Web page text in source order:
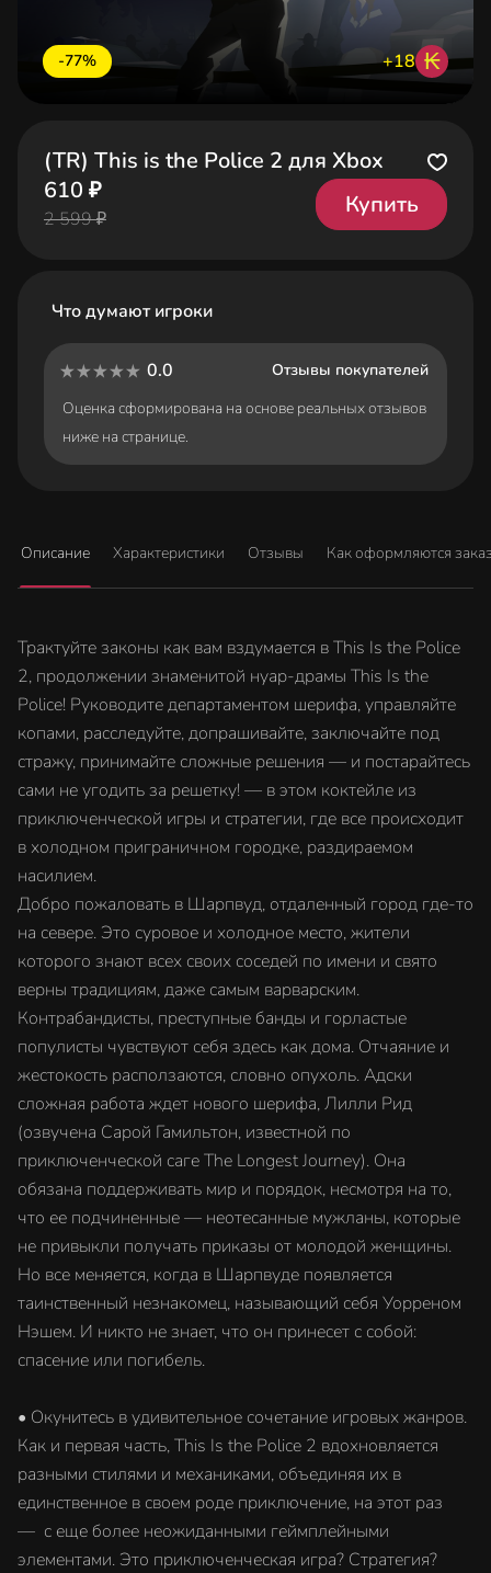
-77% +18 ₭
(TR) This is the Police 2 для Xbox
610 ₽
2 599 ₽
Купить
Что думают игроки
0.0
Отзывы покупателей
Оценка сформирована на основе реальных отзывов
ниже на странице.
Описание Характеристики Отзывы Как оформляются
Трактуйте законы как вам вздумается в This Is the Police
2, продолжении знаменитой нуар-драмы This Is the
Police! Руководите департаментом шерифа, управляйте
копами, расследуйте, допрашивайте, заключайте под
стражу, принимайте сложные решения — и постарайтесь
сами не угодить за решетку! — в этом коктейле из
приключенческой игры и стратегии, где все происходит
в холодном приграничном городке, раздираемом
насилием.
Добро пожаловать в Шарпвуд, отдаленный город где-то
на севере. Это суровое и холодное место, жители
которого знают всех своих соседей по имени и свято
верны традициям, даже самым варварским.
Контрабандисты, преступные банды и горластые
популисты чувствуют себя здесь как дома. Отчаяние и
жестокость расползаются, словно опухоль. Адски
сложная работа ждет нового шерифа, Лилли Рид
(озвучена Сарой Гамильтон, известной по
приключенческой саге The Longest Journey). Она
обязана поддерживать мир и порядок, несмотря на то,
что ее подчиненные — неотесанные мужланы, которые
не привыкли получать приказы от молодой женщины.
Но все меняется, когда в Шарпвуде появляется
таинственный незнакомец, называющий себя Уорреном
Нэшем. И никто не знает, что он принесет с собой:
спасение или погибель.
• Окунитесь в удивительное сочетание игровых жанров.
Как и первая часть, This Is the Police 2 вдохновляется
разными стилями и механиками, объединяя их в
единственное в своем роде приключение, на этот раз
— с еще более неожиданными геймплейными
элементами. Это приключенческая игра? Стратегия?